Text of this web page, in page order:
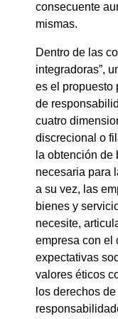
consecuente
mismas.
Dentro de las
integradoras”,
es el propuesto
de
cuatro
discrecional o
la obtención
necesaria para
a su vez, las
bienes y
necesite,
empresa con el
expectativas
valores éticos
los derechos